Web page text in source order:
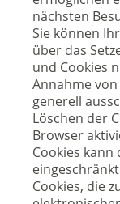
nächsten
Sie können
über das
und Cookies
Annahme
generell
Löschen der
Browser
Cookies
Cookies, die